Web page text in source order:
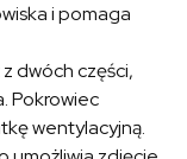
i pomaga
dwóch części,
Pokrowiec
wentylacyjną.